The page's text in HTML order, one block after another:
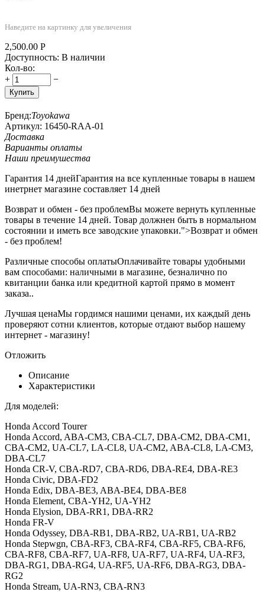
Наведите на картинку для увеличения
2,500.00 Р
Доступность: В наличии
Кол-во:
+
−
Купить
Бренд:Toyokawa
Артикул: 16450-RAA-01
Доставка
Варианты оплаты
Наши преимушества
Гарантия 14 днейГарантия на все купленные товары в нашем
инетрнет магазине составляет 14 дней
Возврат и обмен - без проблемВы можете вернуть купленные
товары в течение 14 дней. Товар должнен быть в нормальном
состоянии и иметь все заводские упаковки.">Возврат и обмен
- без проблем!
Различные способы оплатыОплачивайте товары удобными
вам способами: наличными в магазине, безналично по
квитанции банка или кредитной картой прямо в момент
заказа..
Лучшая ценаМы гордимся нашими ценами, их каждый день
проверяют сотни клиентов, которые отдают выбор нашему
интернет - магазину!
Отложить
Описание
Характеристики
Для моделей:
Honda Accord Tourer
Honda Accord, ABA-CM3, CBA-CL7, DBA-CM2, DBA-CM1,
CBA-CM2, UA-CL7, LA-CL8, UA-CM2, ABA-CL8, LA-CM3,
DBA-CL7
Honda CR-V, CBA-RD7, CBA-RD6, DBA-RE4, DBA-RE3
Honda Civic, DBA-FD2
Honda Edix, DBA-BE3, ABA-BE4, DBA-BE8
Honda Element, CBA-YH2, UA-YH2
Honda Elysion, DBA-RR1, DBA-RR2
Honda FR-V
Honda Odyssey, DBA-RB1, DBA-RB2, UA-RB1, UA-RB2
Honda Stepwgn, CBA-RF3, CBA-RF4, CBA-RF5, CBA-RF6,
CBA-RF8, CBA-RF7, UA-RF8, UA-RF7, UA-RF4, UA-RF3,
DBA-RG1, DBA-RG4, UA-RF5, UA-RF6, DBA-RG3, DBA-
RG2
Honda Stream, UA-RN3, CBA-RN3